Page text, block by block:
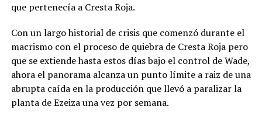
que pertenecía a Cresta Roja.
Con un largo historial de crisis que comenzó durante el
macrismo con el proceso de quiebra de Cresta Roja pero
que se extiende hasta estos días bajo el control de Wade,
ahora el panorama alcanza un punto límite a raiz de una
abrupta caída en la producción que llevó a paralizar la
planta de Ezeiza una vez por semana.